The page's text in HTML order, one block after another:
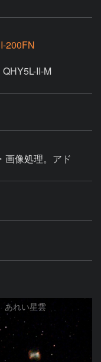
200FN
QHY5L-II-M
画像処理。アド
れい星雲